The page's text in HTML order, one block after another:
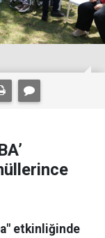
etkinliğinde